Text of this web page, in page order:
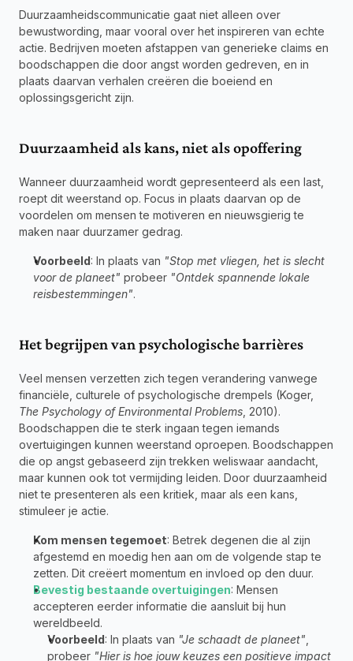
Duurzaamheidscommunicatie gaat niet alleen over
bewustwording, maar vooral over het inspireren van echte
actie. Bedrijven moeten afstappen van generieke claims en
boodschappen die door angst worden gedreven, en in
plaats daarvan verhalen creëren die boeiend en
oplossingsgericht zijn.
Duurzaamheid als kans, niet als opoffering
Wanneer duurzaamheid wordt gepresenteerd als een last,
roept dit weerstand op. Focus in plaats daarvan op de
voordelen om mensen te motiveren en nieuwsgierig te
maken naar duurzamer gedrag.
Voorbeeld: In plaats van "Stop met vliegen, het is slecht
voor de planeet" probeer "Ontdek spannende lokale
reisbestemmingen".
Het begrijpen van psychologische barrières
Veel mensen verzetten zich tegen verandering vanwege
The Psychology of Environmental Problems , 2010).
Boodschappen die te sterk ingaan tegen iemands
overtuigingen kunnen weerstand oproepen. Boodschappen
die op angst gebaseerd zijn trekken weliswaar aandacht,
maar kunnen ook tot vermijding leiden. Door duurzaamheid
niet te presenteren als een kritiek, maar als een kans,
stimuleer je actie.
Kom mensen tegemoet: Betrek degenen die al zijn
afgestemd en moedig hen aan om de volgende stap te
zetten. Dit creëert momentum en invloed op den duur.
Bevestig bestaande overtuigingen: Mensen
accepteren eerder informatie die aansluit bij hun
wereldbeeld.
Voorbeeld: In plaats van "Je schaadt de planeet"
probeer "Hier is hoe jouw keuzes een positieve impact